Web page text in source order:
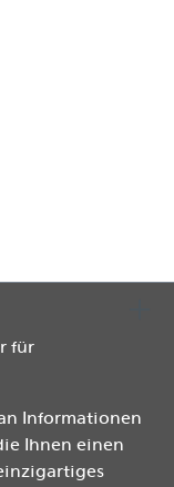
für
Informationen
Ihnen einen